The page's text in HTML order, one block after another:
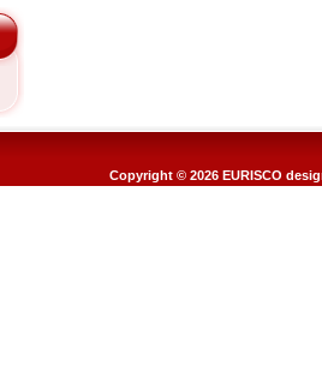
Copyright © 2026 EURISCO